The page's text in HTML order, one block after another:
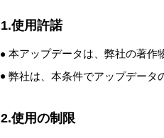
1.使用許諾
本アップデータは、弊社の著作
弊社は、本条件でアップデータ
2.使用の制限